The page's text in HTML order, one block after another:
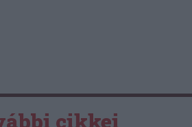
cikkei